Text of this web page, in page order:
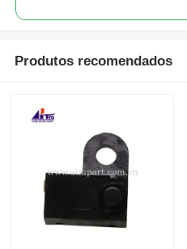
Produtos recomendados